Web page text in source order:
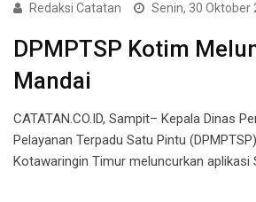
Redaksi Catatan Senin, 30 Oktober
DPMPTSP Kotim
Mandai
CATATAN.CO.ID, Sampit– Kepala Dinas
Pelayanan Terpadu Satu Pintu
Kotawaringin Timur meluncurkan aplikasi